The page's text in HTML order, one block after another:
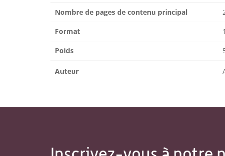
Nombre de pages de contenu principal
Format
Poids
Auteur